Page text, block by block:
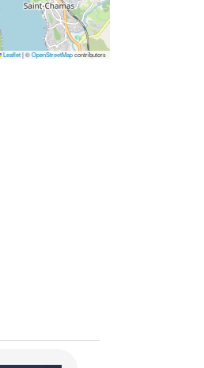
Leaflet |©OpenStreetMapcontributors